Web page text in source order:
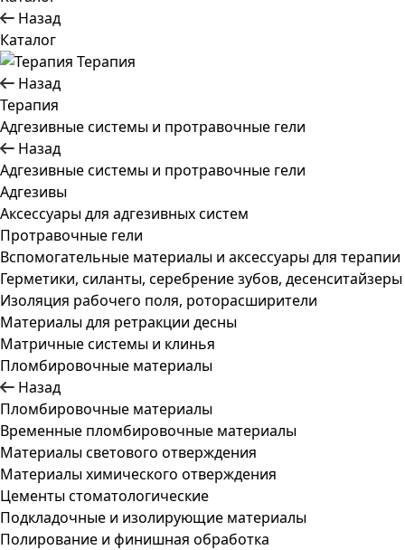
Назад
Каталог
Терапия
Назад
Терапия
Адгезивные системы и протравочные гели
Назад
Адгезивные системы и протравочные гели
Адгезивы
Аксессуары для адгезивных систем
Протравочные гели
Вспомогательные материалы и аксессуары для терапии
Герметики, силанты, серебрение зубов, десенситайзеры
Изоляция рабочего поля, роторасширители
Материалы для ретракции десны
Матричные системы и клинья
Пломбировочные материалы
Назад
Пломбировочные материалы
Временные пломбировочные материалы
Материалы светового отверждения
Материалы химического отверждения
Цементы стоматологические
Подкладочные и изолирующие материалы
Полирование и финишная обработка